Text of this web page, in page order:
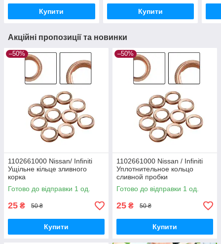
Купити Купити
Акційні пропозиції та новинки
–50%
1102661000 Nissan/ Infiniti
Ущільне кільце зливного
корка
Готово до відправки 1 од.
25 ₴ 50 ₴
Купити
–50%
1102661000 Nissan / Infiniti
Уплотнительное кольцо
сливной пробки
Готово до відправки 1 од.
25 ₴ 50 ₴
Купити